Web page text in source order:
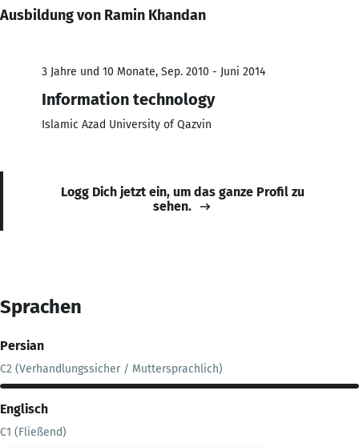
Ausbildung von Ramin Khandan
3 Jahre und 10 Monate, Sep. 2010 - Juni 2014
Information technology
Islamic Azad University of Qazvin
Logg Dich jetzt ein, um das ganze Profil zu
sehen.
Sprachen
Persian
C2 (Verhandlungssicher / Muttersprachlich)
Englisch
C1 (Fließend)